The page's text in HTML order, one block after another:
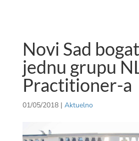
Novi Sad
jednu grupu
Practitioner-a
01/05/2018| Aktuelno